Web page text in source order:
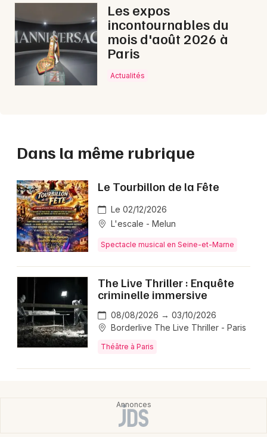
Les expos
incontournables du
mois d'août 2026 à
Paris
Actualités
Dans la même rubrique
Le Tourbillon de la Fête
Le 02/12/2026
L'escale - Melun
Spectacle musical en Seine-et-Marne
The Live Thriller : Enquête
criminelle immersive
08/08/2026 → 03/10/2026
Borderlive The Live Thriller - Paris
Théâtre à Paris